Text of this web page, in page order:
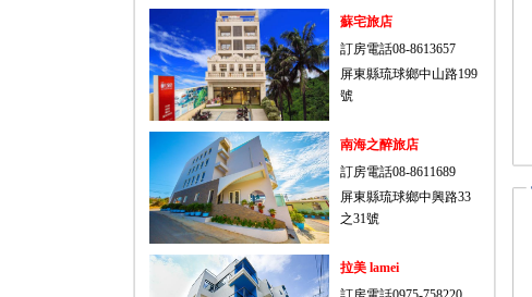
蘇宅旅店
訂房電話08-8613657
屏東縣琉球鄉中山路199
號
南海之醉旅店
訂房電話08-8611689
屏東縣琉球鄉中興路33
之31號
拉美 lamei